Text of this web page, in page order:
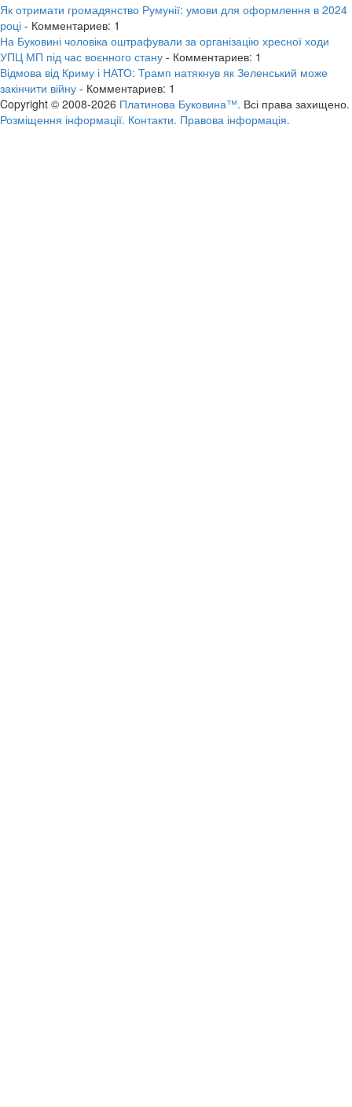
Як отримати громадянство Румунії: умови для оформлення в 2024
році - Комментариев: 1
На Буковині чоловіка оштрафували за організацію хресної ходи
УПЦ МП під час воєнного стану - Комментариев: 1
Відмова від Криму і НАТО: Трамп натякнув як Зеленський може
закінчити війну - Комментариев: 1
Copyright © 2008-2026 Платинова Буковина™. Всі права захищено.
Розміщення інформації. Контакти. Правова інформація.